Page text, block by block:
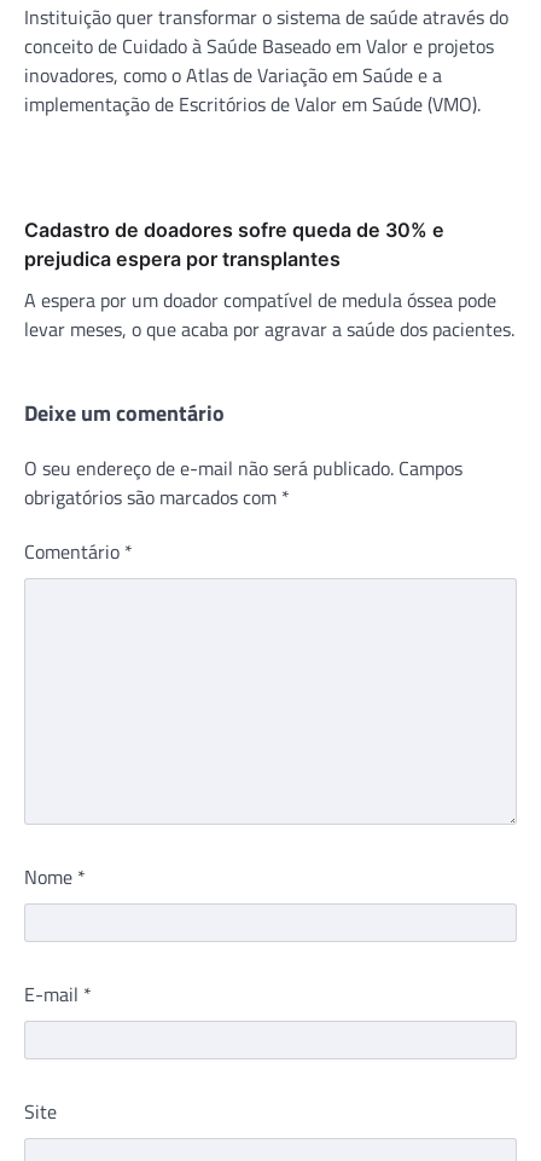
Instituição quer transformar o sistema de saúde através do
conceito de Cuidado à Saúde Baseado em Valor e projetos
inovadores, como o Atlas de Variação em Saúde e a
implementação de Escritórios de Valor em Saúde (VMO).
Cadastro de doadores sofre queda de 30% e
prejudica espera por transplantes
A espera por um doador compatível de medula óssea pode
levar meses, o que acaba por agravar a saúde dos pacientes.
Deixe um comentário
O seu endereço de e-mail não será publicado. Campos
obrigatórios são marcados com *
Comentário *
Nome *
E-mail *
Site